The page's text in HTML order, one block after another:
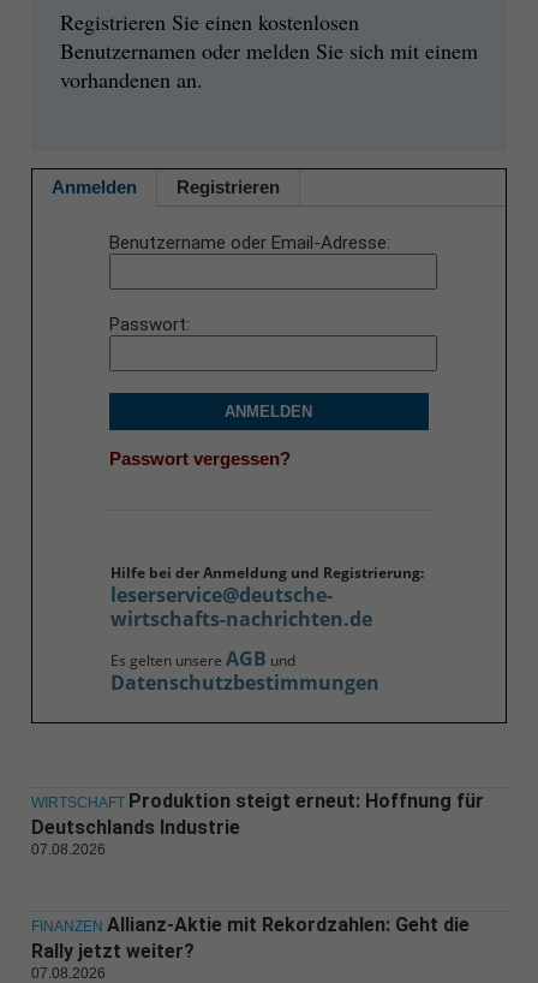
Registrieren Sie einen kostenlosen
Benutzernamen oder melden Sie sich mit einem
vorhandenen an.
Anmelden Registrieren
Benutzername oder Email-Adresse
Passwort
ANMELDEN
Passwort vergessen?
Hilfe bei der Anmeldung und Registrierung:
leserservice@deutsche-
wirtschafts-nachrichten.de
Es gelten unsere AGB und
Datenschutzbestimmungen
WIRTSCHAFT Produktion steigt erneut: Hoffnung für
Deutschlands Industrie
07.08.2026
FINANZEN Allianz-Aktie mit Rekordzahlen: Geht die
Rally jetzt weiter?
07.08.2026